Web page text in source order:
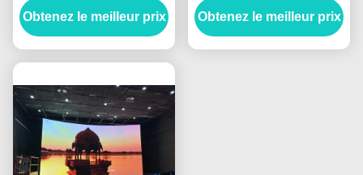
Écrans LED pour la
publicité commerciale
Obtenez le meilleur prix
armoires en fer et en
acier
Obtenez le meilleur prix